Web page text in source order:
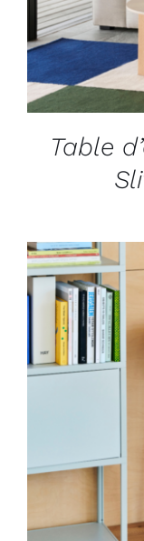
Table